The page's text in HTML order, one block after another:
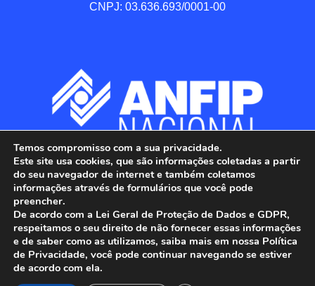
CNPJ: 03.636.693/0001-00
ANFIP - Associação Nacional dos Auditores
Fiscais da Receita Federal do Brasil.
Temos compromisso com a sua privacidade.
Este site usa cookies, que são informações coletadas a partir
do seu navegador de internet e também coletamos
informações através de formulários que você pode
preencher.
De acordo com a Lei Geral de Proteção de Dados e GDPR,
respeitamos o seu direito de não fornecer essas informações
e de saber como as utilizamos, saiba mais em nossa Política
de Privacidade, você pode continuar navegando se estiver
de acordo com ela.